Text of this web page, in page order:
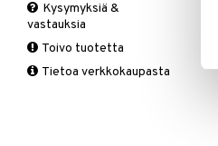
Q-10
Schizandra
Suorituskyky
Kysymyksiä &
vastauksia
Toivo tuotetta
Tietoa verkkokaupasta